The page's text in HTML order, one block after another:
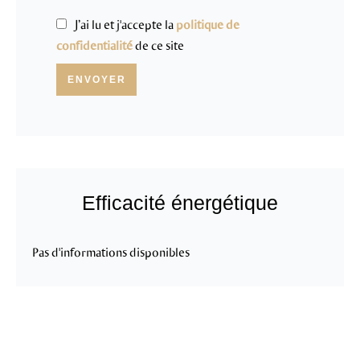
J’ai lu et j'accepte la politique de
confidentialitéde ce site
ENVOYER
Efficacité énergétique
Pas d'informations disponibles